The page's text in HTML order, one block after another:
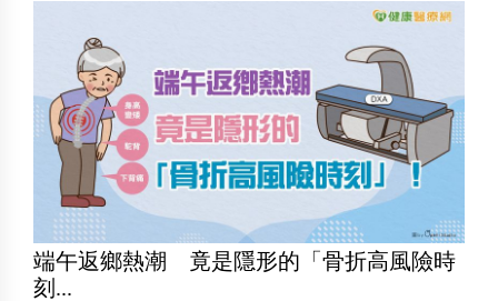
端午返鄉熱潮 竟是隱形的「骨折高風險時
刻...